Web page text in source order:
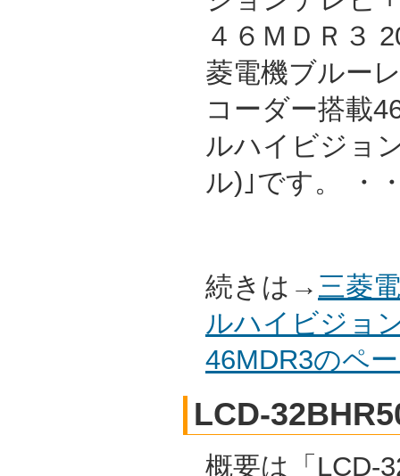
４６ＭＤＲ３
菱電機ブルー
コーダー搭載
ルハイビジョ
ル)｣です。 ・
続きは→ 三菱
ルハイビジョ
46MDR3のペ
LCD-
概要は「LCD-